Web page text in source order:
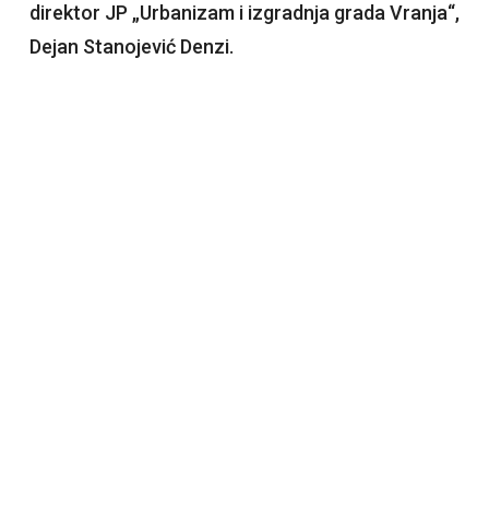
direktor JP „Urbanizam i izgradnja grada Vranja“,
Dejan Stanojević Denzi.